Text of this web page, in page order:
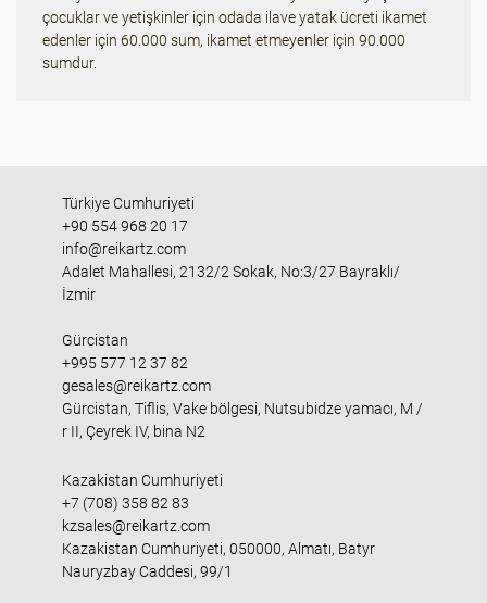
çocuklar ve yetişkinler için odada ilave yatak ücreti ikamet
edenler için 60.000 sum, ikamet etmeyenler için 90.000
sumdur.
Türkiye Cumhuriyeti
+90 554 968 20 17
info@reikartz.com
Adalet Mahallesi, 2132/2 Sokak, No:3/27 Bayraklı/
İzmir
Gürcistan
+995 577 12 37 82
gesales@reikartz.com
Gürcistan, Tiflis, Vake bölgesi, Nutsubidze yamacı, M /
r II, Çeyrek IV, bina N2
Kazakistan Cumhuriyeti
+7 (708) 358 82 83
kzsales@reikartz.com
Kazakistan Cumhuriyeti, 050000, Almatı, Batyr
Nauryzbay Caddesi, 99/1